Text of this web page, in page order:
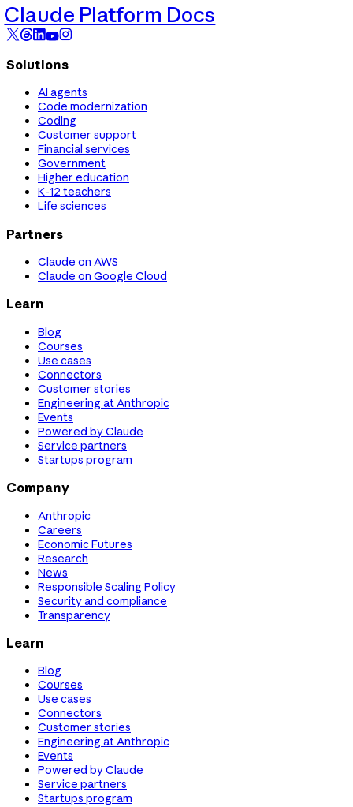
Claude Platform Docs
Solutions
AI agents
Code modernization
Coding
Customer support
Financial services
Government
Higher education
K-12 teachers
Life sciences
Partners
Claude on AWS
Claude on Google Cloud
Learn
Blog
Courses
Use cases
Connectors
Customer stories
Engineering at Anthropic
Events
Powered by Claude
Service partners
Startups program
Company
Anthropic
Careers
Economic Futures
Research
News
Responsible Scaling Policy
Security and compliance
Transparency
Learn
Blog
Courses
Use cases
Connectors
Customer stories
Engineering at Anthropic
Events
Powered by Claude
Service partners
Startups program